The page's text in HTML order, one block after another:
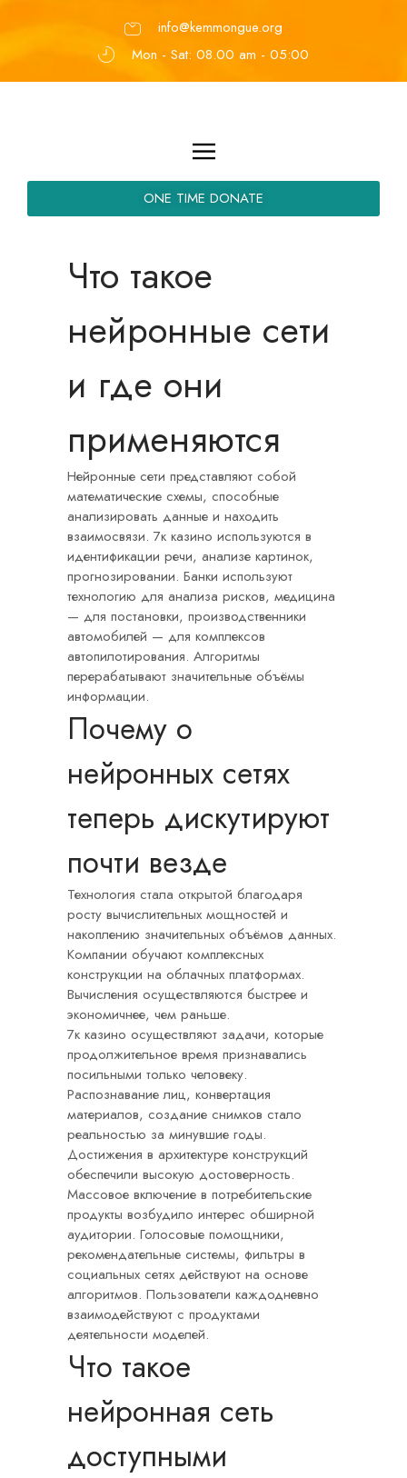
info@kemmongue.org
Mon - Sat: 08.00 am - 05:00
ONE TIME DONATE
Что такое
нейронные сети
и где они
применяются
Нейронные сети представляют собой
математические схемы, способные
анализировать данные и находить
взаимосвязи. 7к казино используются в
идентификации речи, анализе картинок,
прогнозировании. Банки используют
технологию для анализа рисков, медицина
— для постановки, производственники
автомобилей — для комплексов
автопилотирования. Алгоритмы
перерабатывают значительные объёмы
информации.
Почему о
нейронных сетях
теперь дискутируют
почти везде
Технология стала открытой благодаря
росту вычислительных мощностей и
накоплению значительных объёмов данных.
Компании обучают комплексных
конструкции на облачных платформах.
Вычисления осуществляются быстрее и
экономичнее, чем раньше.
7к казино осуществляют задачи, которые
продолжительное время признавались
посильными только человеку.
Распознавание лиц, конвертация
материалов, создание снимков стало
реальностью за минувшие годы.
Достижения в архитектуре конструкций
обеспечили высокую достоверность.
Массовое включение в потребительские
продукты возбудило интерес обширной
аудитории. Голосовые помощники,
рекомендательные системы, фильтры в
социальных сетях действуют на основе
алгоритмов. Пользователи каждодневно
взаимодействуют с продуктами
деятельности моделей.
Что такое
нейронная сеть
доступными